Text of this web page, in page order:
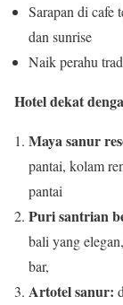
Sarapan di cafe
dan sunrise
Naik perahu
Hotel dekat
Maya sanur
pantai, kolam
pantai
Puri santrian
bali yang
bar,
Artotel sanur: